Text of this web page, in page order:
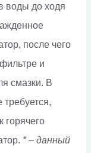
воды до ходя
после чего
и
смазки. В
требуется,
горячего
* – данный